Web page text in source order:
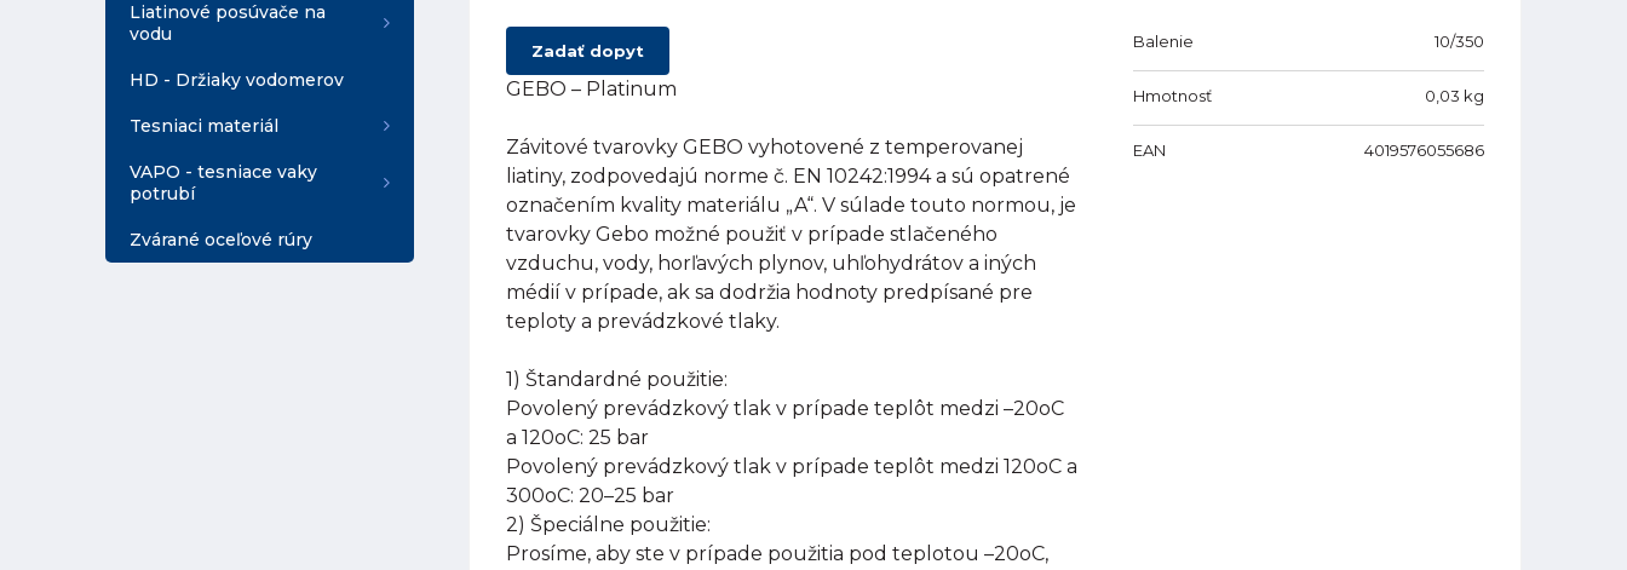
Liatinové posúvače na
vodu
HD - Držiaky vodomerov
Tesniaci materiál
VAPO - tesniace vaky
potrubí
Zvárané oceľové rúry
Zadať dopyt
GEBO – Platinum
Závitové tvarovky GEBO vyhotovené z temperovanej
liatiny, zodpovedajú norme č. EN 10242:1994 a sú opatrené
označením kvality materiálu „A“. V súlade touto normou, je
tvarovky Gebo možné použiť v prípade stlačeného
vzduchu, vody, horľavých plynov, uhľohydrátov a iných
médií v prípade, ak sa dodržia hodnoty predpísané pre
teploty a prevádzkové tlaky.
1) Štandardné použitie:
Povolený prevádzkový tlak v prípade teplôt medzi –20oC
a 120oC: 25 bar
Povolený prevádzkový tlak v prípade teplôt medzi 120oC a
300oC: 20–25 bar
2) Špeciálne použitie:
Prosíme, aby ste v prípade použitia pod teplotou –20oC,
Balenie 10/350
Hmotnosť 0,03 kg
EAN 4019576055686